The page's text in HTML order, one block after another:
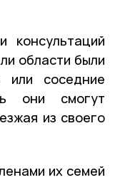
консультаций
области были
соседние
они смогут
из своего
их семей